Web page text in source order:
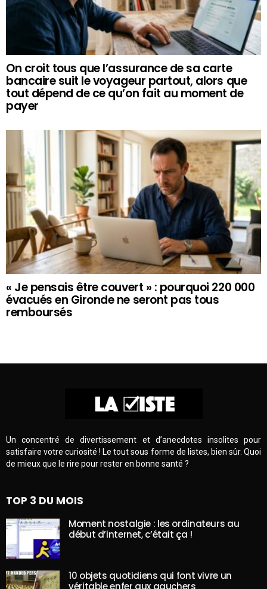
On croit tous que l’assurance de sa carte
bancaire suit le voyageur partout, alors que
tout dépend de ce qu’on fait au moment de
payer
« Je pensais être couvert » : pourquoi 220 000
évacués en Gironde ne seront pas tous
remboursés
Un concentré de divertissement et d’anecdotes insolites pour
satisfaire votre curiosité ! Le tout sous forme de listes, bien sûr. Quoi
de mieux que le rire pour rester en bonne santé ?
TOP 3 DU MOIS
Moment nostalgie : les ordinateurs au
début d’internet, c’était ça !
10 objets quotidiens qui font vivre un
véritable enfer aux gauchers